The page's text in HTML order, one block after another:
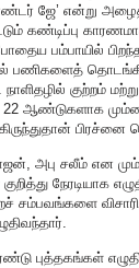
ஜே’ என்று
கண்டிப்பு
பம்பாயில்
பணிகளைத்
குற்றம் மற்றும்
22 ஆண்டுகளாக
பிரச்னை
அபு சலீம் என
நேரடியாக
சம்பவங்களை
புத்தகங்கள்